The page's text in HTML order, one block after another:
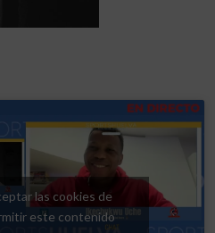
las cookies de
este contenido